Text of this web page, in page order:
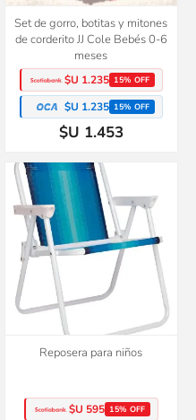
Set de gorro, botitas y mitones
de corderito JJ Cole Bebés 0-6
meses
$U 1.235 15% OFF
$U 1.235 15% OFF
$U 1.453
Reposera para niños
$U 595 15% OFF